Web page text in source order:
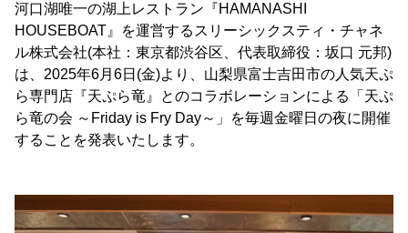
河口湖唯一の湖上レストラン『HAMANASHI
HOUSEBOAT』を運営するスリーシックスティ・チャネ
ル株式会社(本社：東京都渋谷区、代表取締役：坂口 元邦)
は、2025年6月6日(金)より、山梨県富士吉田市の人気天ぷ
ら専門店『天ぷら竜』とのコラボレーションによる「天ぷ
ら竜の会 ～Friday is Fry Day～」を毎週金曜日の夜に開催
することを発表いたします。